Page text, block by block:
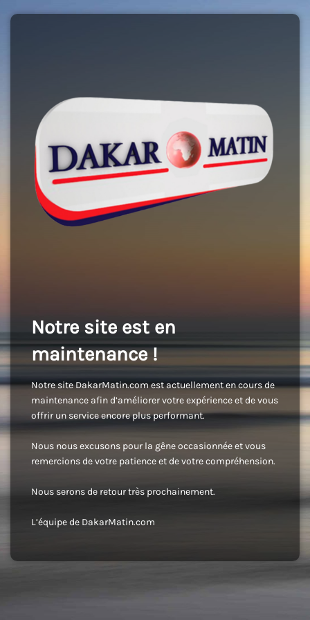
Notre site est en
maintenance !
Notre site DakarMatin.com est actuellement en cours de
maintenance afin d’améliorer votre expérience et de vous
offrir un service encore plus performant.
Nous nous excusons pour la gêne occasionnée et vous
remercions de votre patience et de votre compréhension.
Nous serons de retour très prochainement.
L’équipe de DakarMatin.com